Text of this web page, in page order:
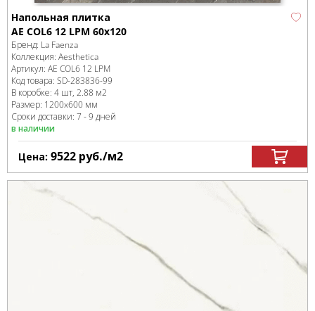
Напольная плитка
AE COL6 12 LPM 60x120
Бренд: La Faenza
Коллекция: Aesthetica
Артикул: AE COL6 12 LPM
Код товара: SD-283836-99
В коробке: 4 шт, 2.88 м2
Размер: 1200x600 мм
Сроки доставки: 7 - 9 дней
в наличии
Цена: 9522 руб./м2